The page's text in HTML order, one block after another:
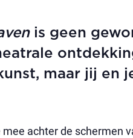
is geen
maar jij en
achter de schermen